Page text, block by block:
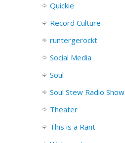
Quickie
Record Culture
runtergerockt
Social Media
Soul
Soul Stew Radio Show
Theater
This is a Rant